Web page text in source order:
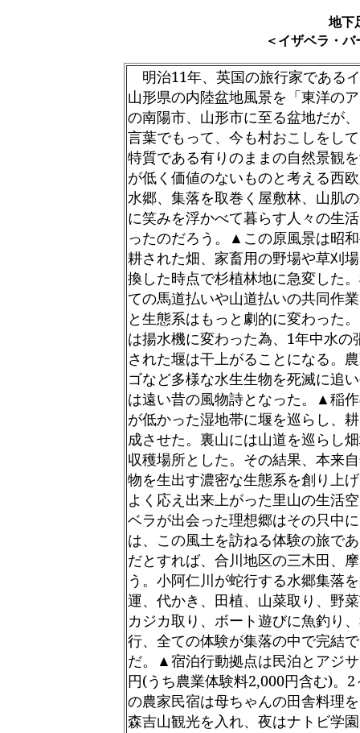
地
＜イザベラ・
明治11年、英国の旅行家である
山形県の内陸盆地風景を「東洋の
の南陽市、山形市に至る盆地だが
言葉でもって、今も村おこしをし
特質である有りのままの自然景観
が低く価値のないものと考える西
水郷、集落を取巻く屋敷林、山肌
に笑みを浮かべて暮らす人々の生
ったのだろう。▲この原風景は昭和
耕された畑、家畜用の野場や草刈
換した時点で杉植林地に急変した
ての馬道払いや山道払いの共同作
と生態系はもっと劇的に変わった
は揚水機に変わった為、 1年中水の
された堰は干上がることになる。
ゴなど多様な水生生物を死滅に追
は遠い昔の風物詩となった。▲稲
が低かった湿地帯に堰を巡らし、
成させた。裏山には山道を巡らし
収穫場所とした。その結果、本来
物を生出す濃密な生態系を創り上
よく応え出来上がった里山の生活
ベラが出会った理想郷はその只中
は、この風土を訪ねる体験の旅で
だとすれば、合川地区の三木田、
う。小阿仁川が蛇行する水郷集落
運、代かき、田植、山菜取り、野
カジカ取り、ボート遊びに魚釣り
行、全ての体験が集落の中で完結
だ。▲宿泊行動拠点は民泊とアジ
円(うち農業体験料2,000円含む)。 2
の農家民宿は母ちゃんの田舎料理
森吉山観光を入れ、夜はナトビ学